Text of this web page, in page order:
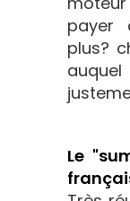
payer
plus?
Le